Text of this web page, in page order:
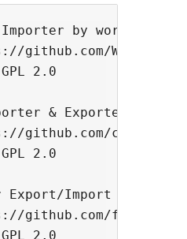
Importer by
github.com/
2.0
& Exporter by
github.com/
2.0
Export/Import by The
github.com/